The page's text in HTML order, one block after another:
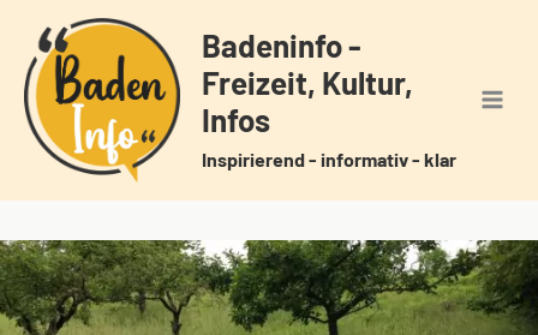
Inhalt
springen
Badeninfo -
Freizeit, Kultur,
Infos
Inspirierend - informativ - klar